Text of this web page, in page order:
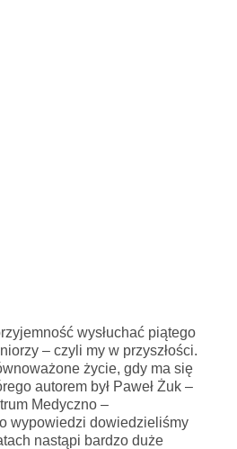
wysłuchać piątego
– czyli my w przyszłości.
życie, gdy ma się
autorem był Paweł Żuk –
Medyczno –
wypowiedzi dowiedzieliśmy
nastąpi bardzo duże